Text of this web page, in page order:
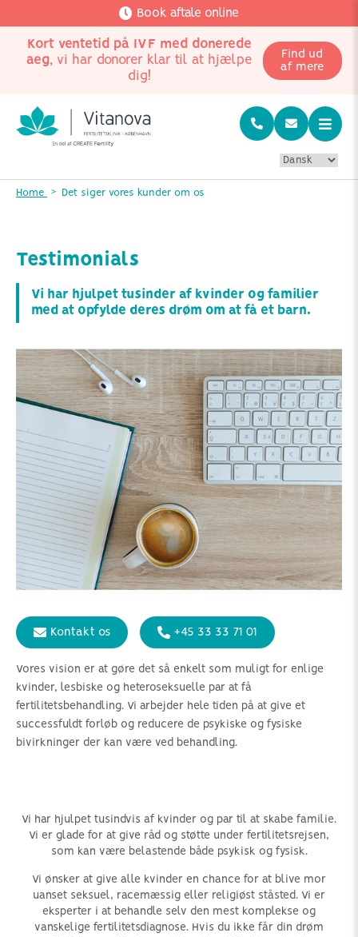
Book aftale online
Kort ventetid på IVF med donerede
aeg, vi har donorer klar til at hjælpe
dig!
Find ud
af mere
Home Det siger vores kunder om os
Testimonials
Vi har hjulpet tusinder af kvinder og familier
med at opfylde deres drøm om at få et barn.
Vores vision er at gøre det så enkelt som muligt for enlige
kvinder, lesbiske og heteroseksuelle par at få
fertilitetsbehandling. Vi arbejder hele tiden på at give et
successfuldt forløb og reducere de psykiske og fysiske
bivirkninger der kan være ved behandling.
Kontakt os +45 33 33 71 01
Vi har hjulpet tusindvis af kvinder og par til at skabe familie.
Vi er glade for at give råd og støtte under fertilitetsrejsen,
som kan være belastende både psykisk og fysisk.
Vi ønsker at give alle kvinder en chance for at blive mor
uanset seksuel, racemæssig eller religiøst ståsted. Vi er
eksperter i at behandle selv den mest komplekse og
vanskelige fertilitetsdiagnose. Hvis du ikke får din drøm